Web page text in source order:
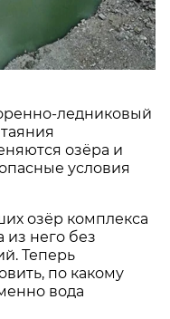
ледниковый
озёра и
условия
озёр комплекса
него без
Теперь
по какому
вода